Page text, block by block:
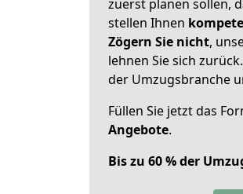
zuerst planen sollen,
stellen Ihnen
Zögern Sie nicht,
lehnen Sie sich zurück.
der Umzugsbranche
Füllen Sie jetzt das
Angebote.
Bis zu 60 % der